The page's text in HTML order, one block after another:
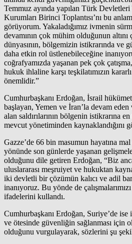
Temmuz ayında yapılan Türk
Kurumları Birinci Toplantısı’nı bu
görüyorum. Yakaladığımız ivmenin
devamının çok mühim olduğunun
dünyasının, bölgemizin istikrarında ve
daha etkin rol üstlenebileceğine
coğrafyamızda yaşanan pek çok
hukuk ihlaline karşı teşkilatımızın
önemlidir.”
Cumhurbaşkanı Erdoğan, İsrail
başlayan, Yemen ve İran’la devam
alan saldırılarının bölgenin istikrarına
mevcut yönetiminden kaynaklandığını
Gazze’de 66 bin masumun hayatına
yönünde son günlerde yaşanan
olduğunu dile getiren Erdoğan, “Biz
uluslararası meşruiyet ve hukuktan
iki devletli bir çözümün kalıcı ve adil
inanıyoruz. Bu yönde de
ifadelerini kullandı.
Cumhurbaşkanı Erdoğan, Suriye’de ise
ve ötesinde güvenliğin sağlanması için
olduğunu vurgulayarak, sözlerini şu